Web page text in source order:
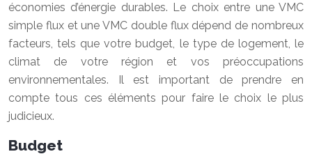
économies d’énergie durables. Le choix entre une VMC
simple flux et une VMC double flux dépend de nombreux
facteurs, tels que votre budget, le type de logement, le
climat de votre région et vos préoccupations
environnementales. Il est important de prendre en
compte tous ces éléments pour faire le choix le plus
judicieux.
Budget